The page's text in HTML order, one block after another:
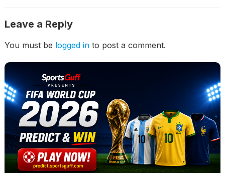
Leave a Reply
You must be logged into post a comment.